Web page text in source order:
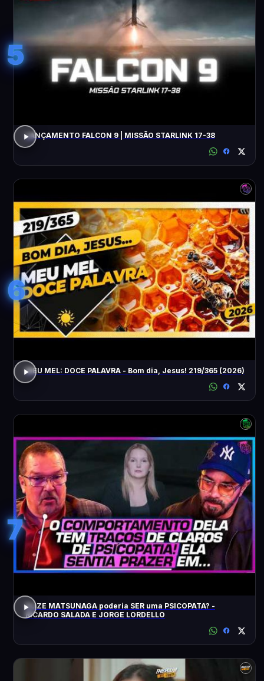
5
LANÇAMENTO FALCON 9 | MISSÃO STARLINK 17-38
6
MEU MEL: DOCE PALAVRA - Bom dia, Jesus! 219/365 (2026)
7
ELIZE MATSUNAGA poderia SER uma PSICOPATA? -
RICARDO SALADA E JORGE LORDELLO